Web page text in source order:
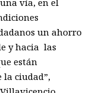
vía, en el
un ahorro
y hacia las
están
la ciudad”,